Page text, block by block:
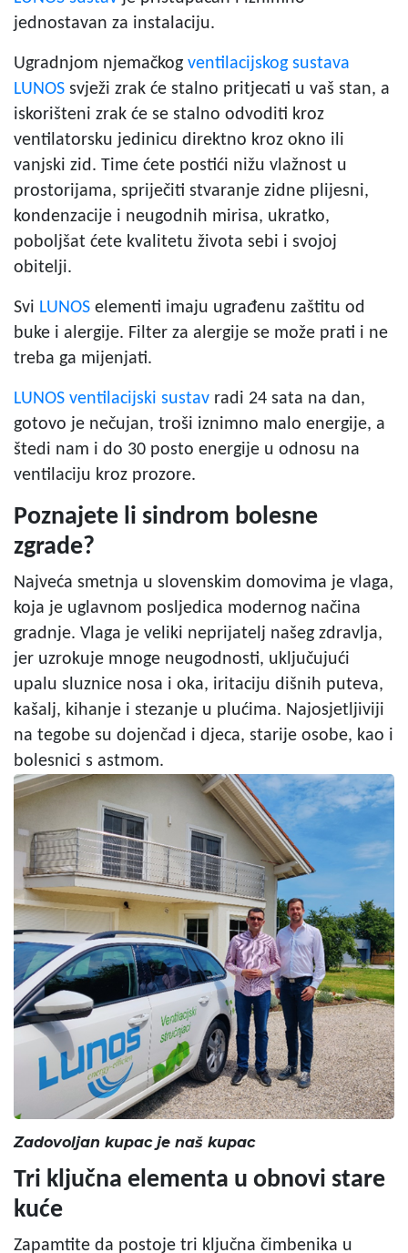
jednostavan za instalaciju.
Ugradnjom njemačkog ventilacijskog sustava
LUNOS svježi zrak će stalno pritjecati u vaš stan, a
iskorišteni zrak će se stalno odvoditi kroz
ventilatorsku jedinicu direktno kroz okno ili
vanjski zid. Time ćete postići nižu vlažnost u
prostorijama, spriječiti stvaranje zidne plijesni,
kondenzacije i neugodnih mirisa, ukratko,
poboljšat ćete kvalitetu života sebi i svojoj
obitelji.
Svi LUNOS elementi imaju ugrađenu zaštitu od
buke i alergije. Filter za alergije se može prati i ne
treba ga mijenjati.
LUNOS ventilacijski sustav radi 24 sata na dan,
gotovo je nečujan, troši iznimno malo energije, a
štedi nam i do 30 posto energije u odnosu na
ventilaciju kroz prozore.
Poznajete li sindrom bolesne
zgrade?
Najveća smetnja u slovenskim domovima je vlaga,
koja je uglavnom posljedica modernog načina
gradnje. Vlaga je veliki neprijatelj našeg zdravlja,
jer uzrokuje mnoge neugodnosti, uključujući
upalu sluznice nosa i oka, iritaciju dišnih puteva,
kašalj, kihanje i stezanje u plućima. Najosjetljiviji
na tegobe su dojenčad i djeca, starije osobe, kao i
bolesnici s astmom.
Zadovoljan kupac je naš kupac
Tri ključna elementa u obnovi stare
kuće
Zapamtite da postoje tri ključna čimbenika u